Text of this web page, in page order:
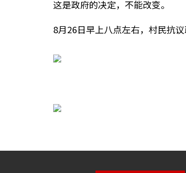
这是政府的决定，不能改变。
8月26日早上八点左右，村民抗